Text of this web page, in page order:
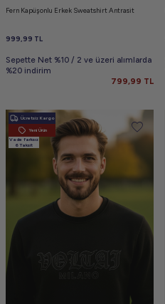
Fern Kapüşonlu Erkek Sweatshirt Antrasit
999,99 TL
Sepette Net %10 / 2 ve üzeri alımlarda
%20 indirim
799,99 TL
Ücretsiz Kargo
Yeni Ürün
Vade farksız
6 Taksit